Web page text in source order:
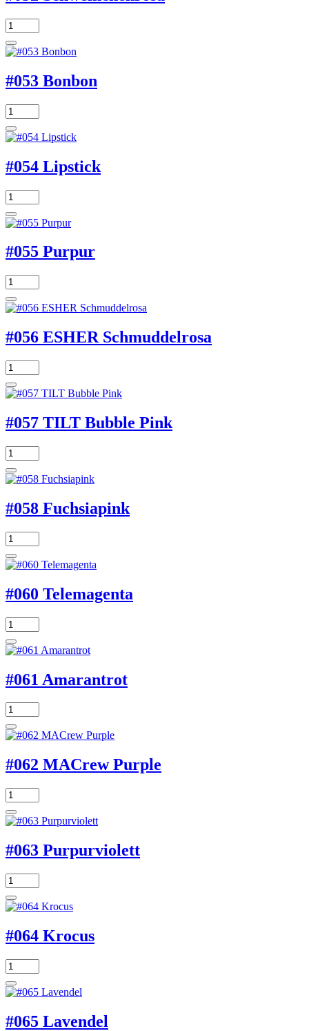
#053 Bonbon
#054 Lipstick
#055 Purpur
#056 ESHER Schmuddelrosa
#057 TILT Bubble Pink
#058 Fuchsiapink
#060 Telemagenta
#061 Amarantrot
#062 MACrew Purple
#063 Purpurviolett
#064 Krocus
#065 Lavendel